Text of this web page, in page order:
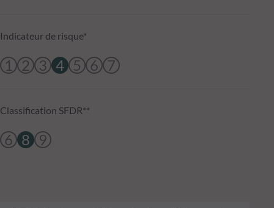
Indicateur de risque*
1 2 3 4 5 6 7
Classification SFDR**
6 8 9